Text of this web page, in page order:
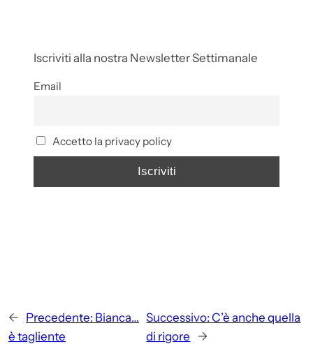
Iscriviti alla nostra Newsletter Settimanale
Email
Accetto la privacy policy
← Precedente: Bianca…
è tagliente
Successivo: C’è anche quella
di rigore
→